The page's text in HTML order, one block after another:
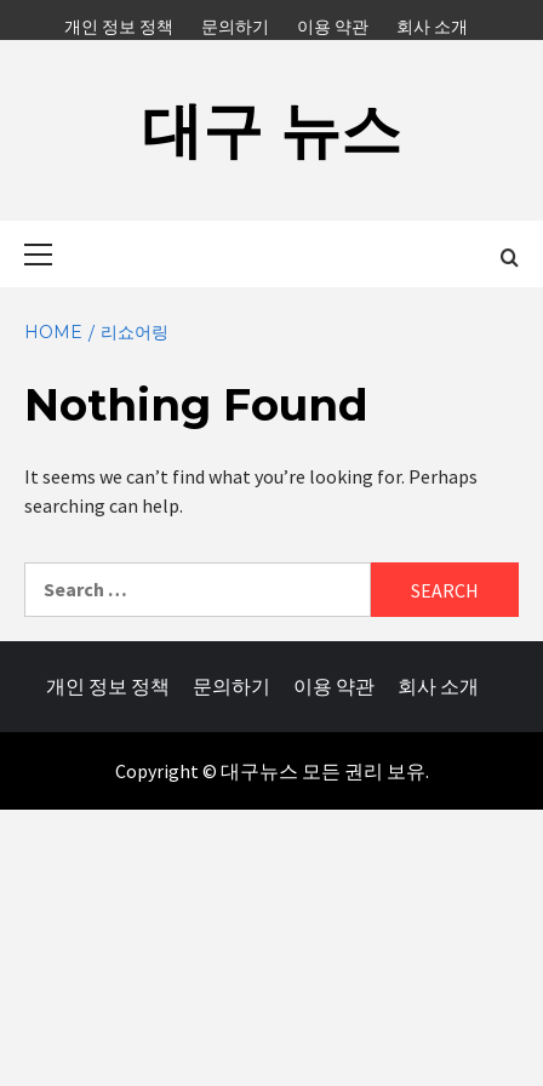
to
개인 정보 정책 문의하기 이용 약관 회사 소개
대구 뉴스
HOME 리쇼어링
Nothing Found
It seems we can’t find what you’re looking for. Perhaps
searching can help.
개인 정보 정책 문의하기 이용 약관 회사 소개
Copyright © 대구뉴스 모든 권리 보유.